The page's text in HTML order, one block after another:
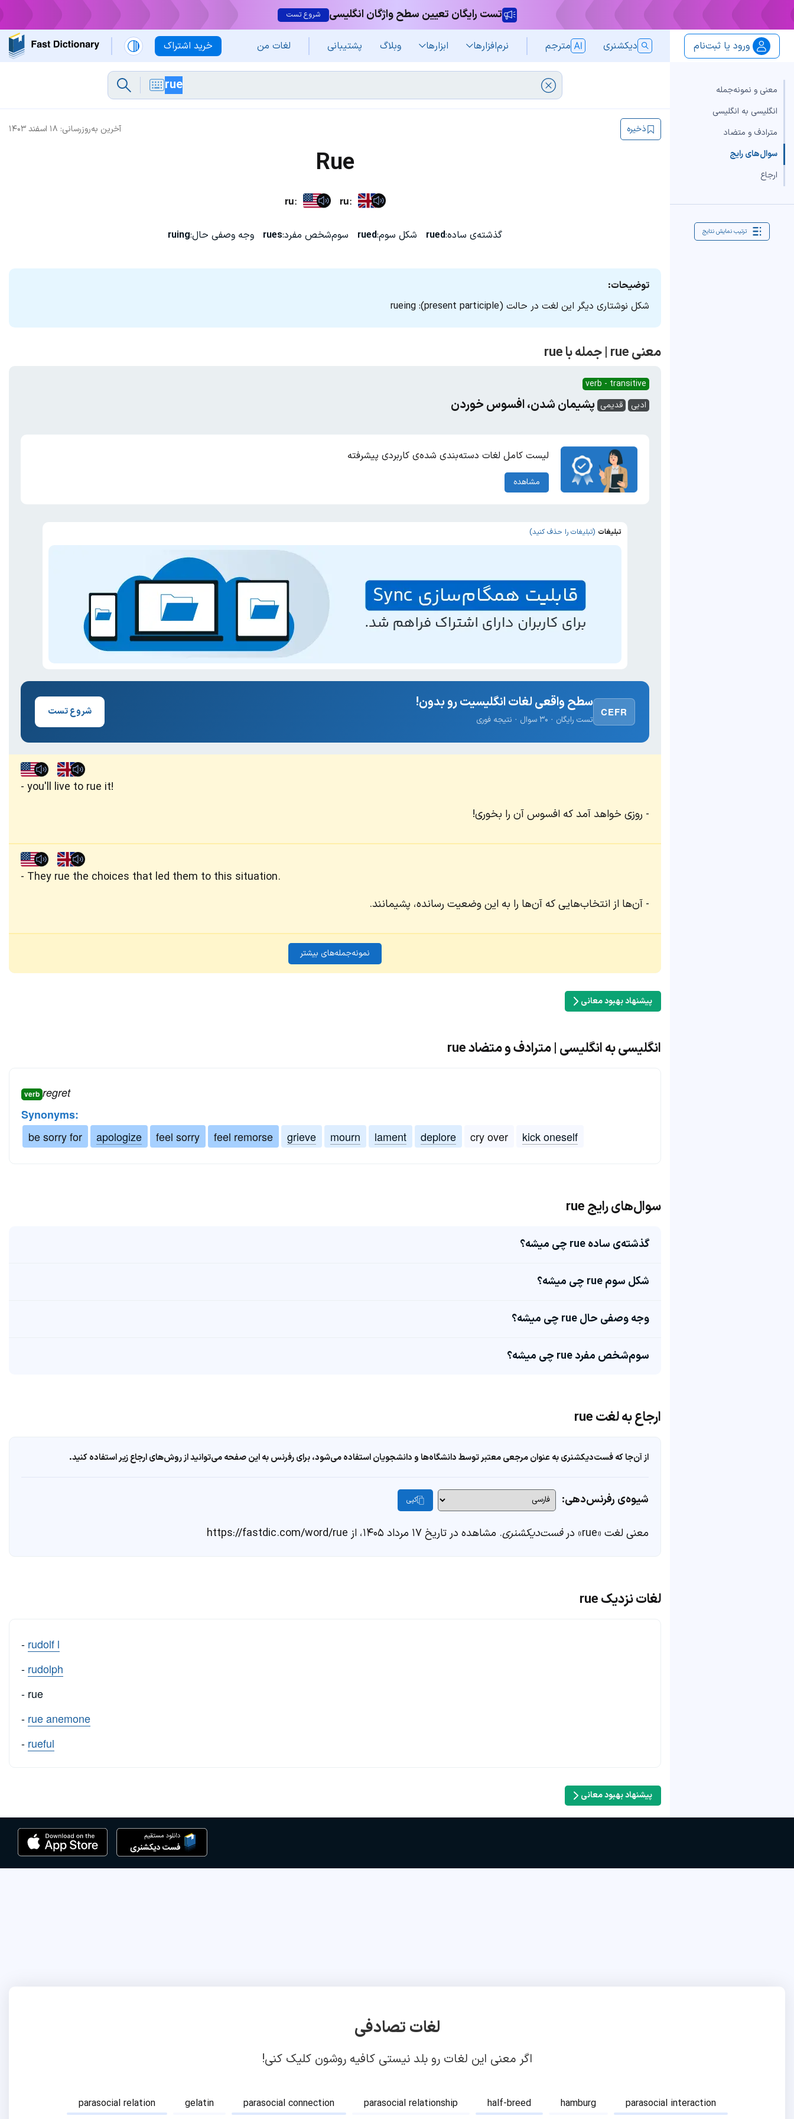
تست رایگان تعیین سطح واژگان انگلیسی شروع تست
خرید اشتراک ورود یا ثبت‌نام دیکشنری مترجم نرم‌افزار‌ها ابزارها وبلاگ پشتیبانی لغات من
معنی و نمونه‌جمله
انگلیسی به انگلیسی
مترادف و متضاد
سوال‌های رایج
ارجاع
ترتیب نمایش نتایج
آخرین به‌روزرسانی: ۱۸ اسفند ۱۴۰۳ ذخیره
Rue
ruː ruː
گذشته‌ی ساده:rued شکل سوم:rued سوم‌شخص مفرد:rues وجه وصفی حال:ruing
توضیحات:
شکل نوشتاری دیگر این لغت در حالت (present participle): rueing
معنی rue | جمله با rue
verb - transitive
ادبی
قدیمی پشیمان شدن، افسوس خوردن
لیست کامل لغات دسته‌بندی شده‌ی کاربردی پیشرفته
مشاهده
تبلیغات (تبلیغات را حذف کنید)
CEFR
سطح واقعی لغات انگلیسیت رو بدون!
تست رایگان · ۳۰ سوال · نتیجه فوری
شروع تست
you'll live to rue it!
روزی خواهد آمد که افسوس آن را بخوری!
They rue the choices that led them to this situation.
آن‌ها از انتخاب‌هایی که آن‌ها را به این وضعیت رسانده، پشیمانند.
نمونه‌جمله‌های بیشتر
پیشنهاد بهبود معانی
انگلیسی به انگلیسی | مترادف و متضاد rue
verb regret
Synonyms:
be sorry for
apologize feel sorry feel remorse grieve mourn lament deplore cry over kick oneself
سوال‌های رایج rue
گذشته‌ی ساده rue چی میشه؟
شکل سوم rue چی میشه؟
وجه وصفی حال rue چی میشه؟
سوم‌شخص مفرد rue چی میشه؟
ارجاع به لغت rue
از آن‌جا که فست‌دیکشنری به عنوان مرجعی معتبر توسط دانشگاه‌ها و دانشجویان استفاده می‌شود، برای رفرنس به این صفحه می‌توانید از روش‌های ارجاع زیر استفاده کنید.
شیوه‌ی رفرنس‌دهی: کپی
معنی لغت «rue» در فست‌دیکشنری. مشاهده در تاریخ ۱۷ مرداد ۱۴۰۵، از https://fastdic.com/word/rue
لغات نزدیک rue
- rudolf l
- rudolph
- rue
- rue anemone
- rueful
پیشنهاد بهبود معانی
لغات تصادفی
اگر معنی این لغات رو بلد نیستی کافیه روشون کلیک کنی!
parasocial relation gelatin parasocial connection parasocial relationship half-breed hamburg parasocial interaction